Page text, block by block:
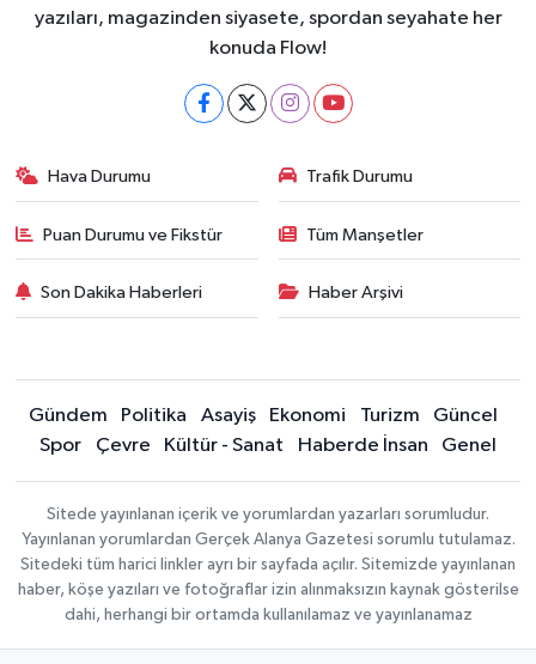
yazıları, magazinden siyasete, spordan seyahate her
konuda Flow!
Hava Durumu Trafik Durumu
Puan Durumu ve Fikstür Tüm Manşetler
Son Dakika Haberleri Haber Arşivi
Gündem Politika Asayiş Ekonomi Turizm
Güncel
Spor
Çevre Kültür - Sanat Haberde İnsan Genel
Sitede yayınlanan içerik ve yorumlardan yazarları sorumludur.
Yayınlanan yorumlardan Gerçek Alanya Gazetesi sorumlu tutulamaz.
Sitedeki tüm harici linkler ayrı bir sayfada açılır. Sitemizde yayınlanan
haber, köşe yazıları ve fotoğraflar izin alınmaksızın kaynak gösterilse
dahi, herhangi bir ortamda kullanılamaz ve yayınlanamaz